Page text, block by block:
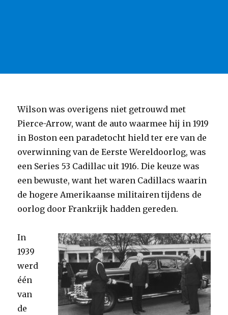
Wilson was overigens niet getrouwd met
Pierce-Arrow, want de auto waarmee hij in 1919
in Boston een paradetocht hield ter ere van de
overwinning van de Eerste Wereldoorlog, was
een Series 53 Cadillac uit 1916. Die keuze was
een bewuste, want het waren Cadillacs waarin
de hogere Amerikaanse militairen tijdens de
oorlog door Frankrijk hadden gereden.
In
1939
werd
één
van
de